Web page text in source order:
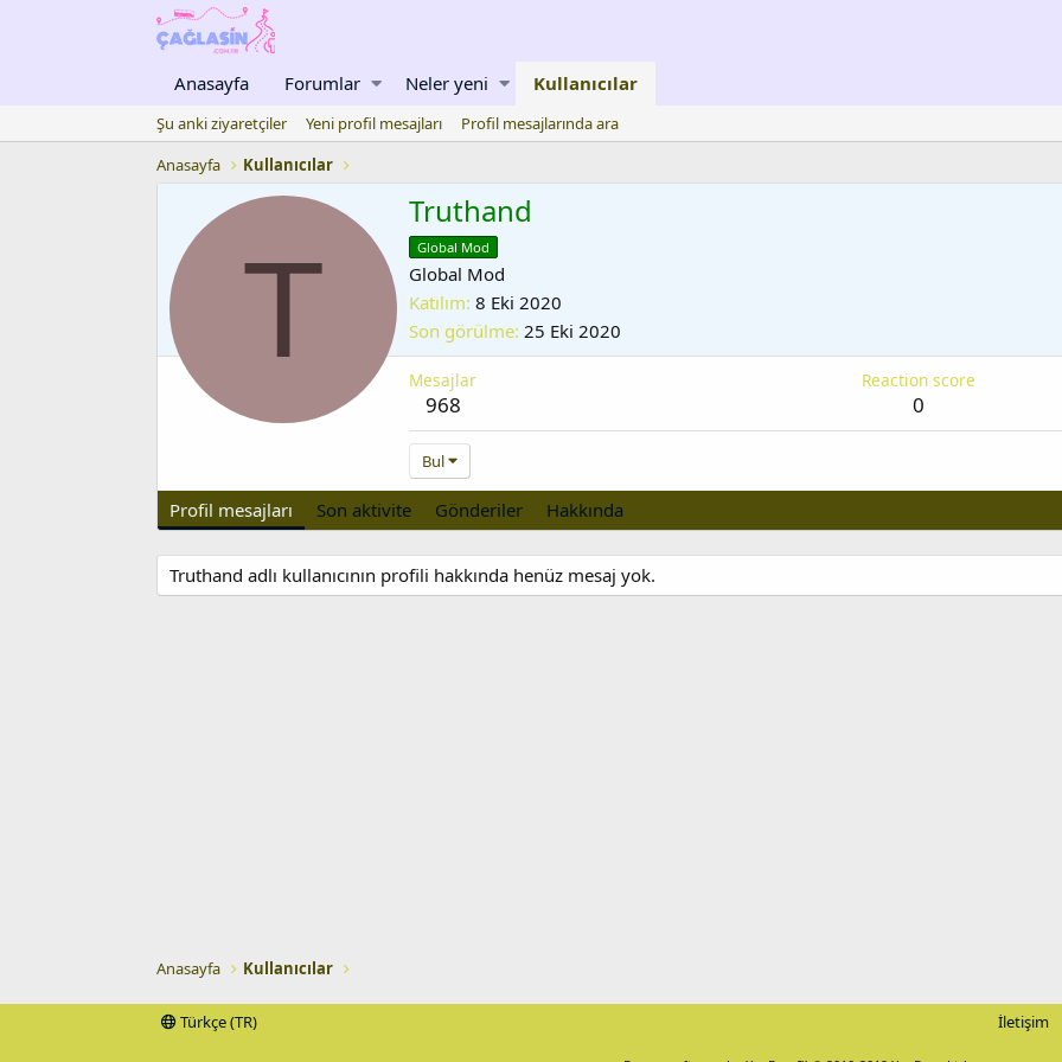
Anasayfa Forumlar Neler yeni Kullanıcılar
Şu anki ziyaretçiler Yeni profil mesajları
Profil mesajlarında ara
Anasayfa
Kullanıcılar
T
Truthand
Global Mod
Global Mod
Katılım 8 Eki 2020
Son görülme 25 Eki 2020
Mesajlar
968
Reaction score
0
Bul
Profil mesajları Son aktivite Gönderiler Hakkında
Truthand adlı kullanıcının profili hakkında henüz mesaj yok.
Anasayfa Kullanıcılar
Türkçe (TR) İletişim